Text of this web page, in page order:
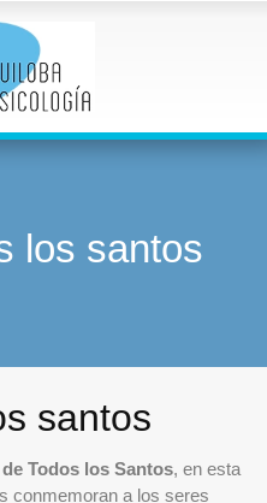
los santos
santos
Todos los Santos, en esta
conmemoran a los seres